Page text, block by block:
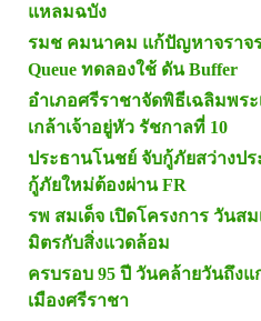
แหลมฉบัง
รมช คมนาคม แก้ปัญหาจราจ
Queue ทดลองใช้ ดัน Buffer
อำเภอศรีราชาจัดพิธีเฉลิมพร
เกล้าเจ้าอยู่หัว รัชกาลที่ 10
ประธานโนชย์ จับกู้ภัยสว่างป
กู้ภัยใหม่ต้องผ่าน FR
รพ สมเด็จ เปิดโครงการ วันส
มิตรกับสิ่งแวดล้อม
ครบรอบ 95 ปี วันคล้ายวันถึง
เมืองศรีราชา